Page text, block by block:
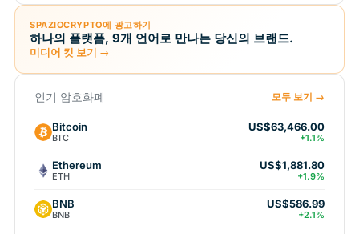
SPAZIOCRYPTO에 광고하기
하나의 플랫폼, 9개 언어로 만나는 당신의 브랜드.
미디어 킷 보기 →
인기 암호화폐 모두 보기 →
Bitcoin
BTC
US$63,466.00
+1.1%
Ethereum
ETH
US$1,881.80
+1.9%
BNB
BNB
US$586.99
+2.1%